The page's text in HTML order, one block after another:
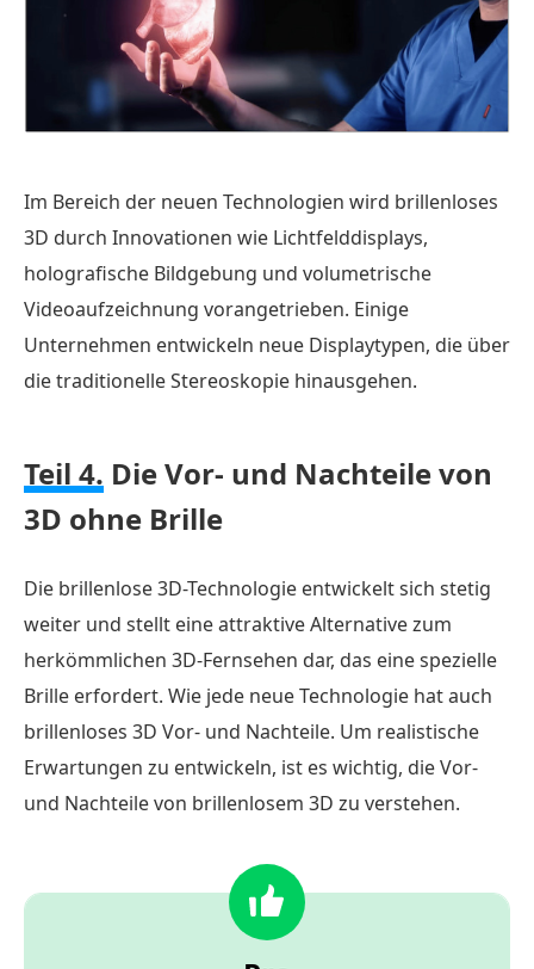
Im Bereich der neuen Technologien wird brillenloses
3D durch Innovationen wie Lichtfelddisplays,
holografische Bildgebung und volumetrische
Videoaufzeichnung vorangetrieben. Einige
Unternehmen entwickeln neue Displaytypen, die über
die traditionelle Stereoskopie hinausgehen.
Teil 4. Die Vor- und Nachteile von
3D ohne Brille
Die brillenlose 3D-Technologie entwickelt sich stetig
weiter und stellt eine attraktive Alternative zum
herkömmlichen 3D-Fernsehen dar, das eine spezielle
Brille erfordert. Wie jede neue Technologie hat auch
brillenloses 3D Vor- und Nachteile. Um realistische
Erwartungen zu entwickeln, ist es wichtig, die Vor-
und Nachteile von brillenlosem 3D zu verstehen.